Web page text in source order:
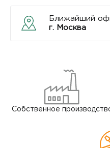
Ближайший
г. Москва
Собственное